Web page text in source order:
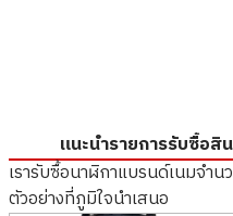
แนะนำรายการรับซื้อสิ
เรารับซื้อนาฬิกาแบรนด์เนมจำ
ตัวอย่างที่ภูมิใจนำเสนอ